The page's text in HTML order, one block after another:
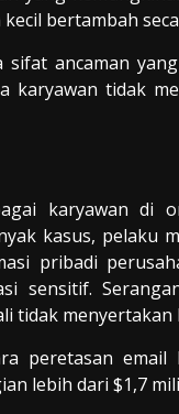
bertambah
ancaman
karyawan tidak
karyawan di
kasus, pelaku
pribadi
sensitif.
tidak
peretasan
lebih dari $1,7